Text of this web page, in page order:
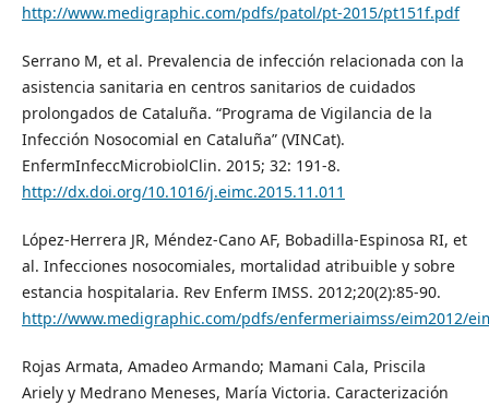
http://www.medigraphic.com/pdfs/patol/pt-2015/pt151f.pdf
Serrano M, et al. Prevalencia de infección relacionada con la
asistencia sanitaria en centros sanitarios de cuidados
prolongados de Cataluña. “Programa de Vigilancia de la
Infección Nosocomial en Cataluña” (VINCat).
EnfermInfeccMicrobiolClin. 2015; 32: 191-8.
http://dx.doi.org/10.1016/j.eimc.2015.11.011
López-Herrera JR, Méndez-Cano AF, Bobadilla-Espinosa RI, et
al. Infecciones nosocomiales, mortalidad atribuible y sobre
estancia hospitalaria. Rev Enferm IMSS. 2012;20(2):85-90.
http://www.medigraphic.com/pdfs/enfermeriaimss/eim2012/
Rojas Armata, Amadeo Armando; Mamani Cala, Priscila
Ariely y Medrano Meneses, María Victoria. Caracterización